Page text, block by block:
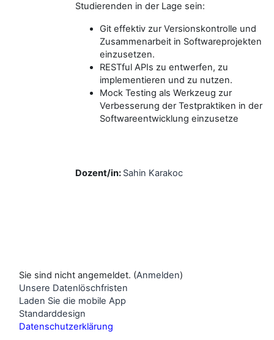
Studierenden in der Lage sein:
Git effektiv zur Versionskontrolle und
Zusammenarbeit in Softwareprojekten
einzusetzen.
RESTful APIs zu entwerfen, zu
implementieren und zu nutzen.
Mock Testing als Werkzeug zur
Verbesserung der Testpraktiken in der
Softwareentwicklung einzusetze
Dozent/in: Sahin Karakoc
Sie sind nicht angemeldet. (Anmelden)
Unsere Datenlöschfristen
Laden Sie die mobile App
Standarddesign
Datenschutzerklärung